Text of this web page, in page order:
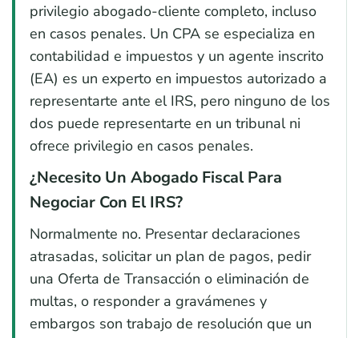
privilegio abogado-cliente completo, incluso
en casos penales. Un CPA se especializa en
contabilidad e impuestos y un agente inscrito
(EA) es un experto en impuestos autorizado a
representarte ante el IRS, pero ninguno de los
dos puede representarte en un tribunal ni
ofrece privilegio en casos penales.
¿Necesito Un Abogado Fiscal Para
Negociar Con El IRS?
Normalmente no. Presentar declaraciones
atrasadas, solicitar un plan de pagos, pedir
una Oferta de Transacción o eliminación de
multas, o responder a gravámenes y
embargos son trabajo de resolución que un